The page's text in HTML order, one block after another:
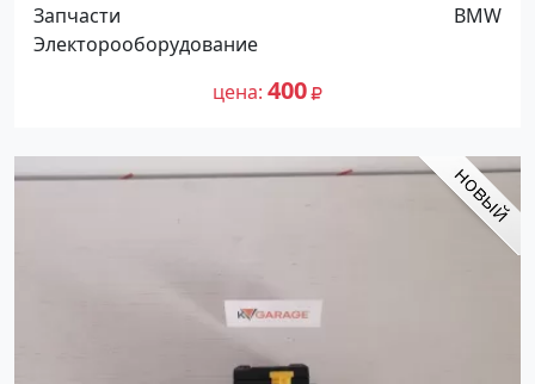
Запчасти
BMW
Электорооборудование
цена 400